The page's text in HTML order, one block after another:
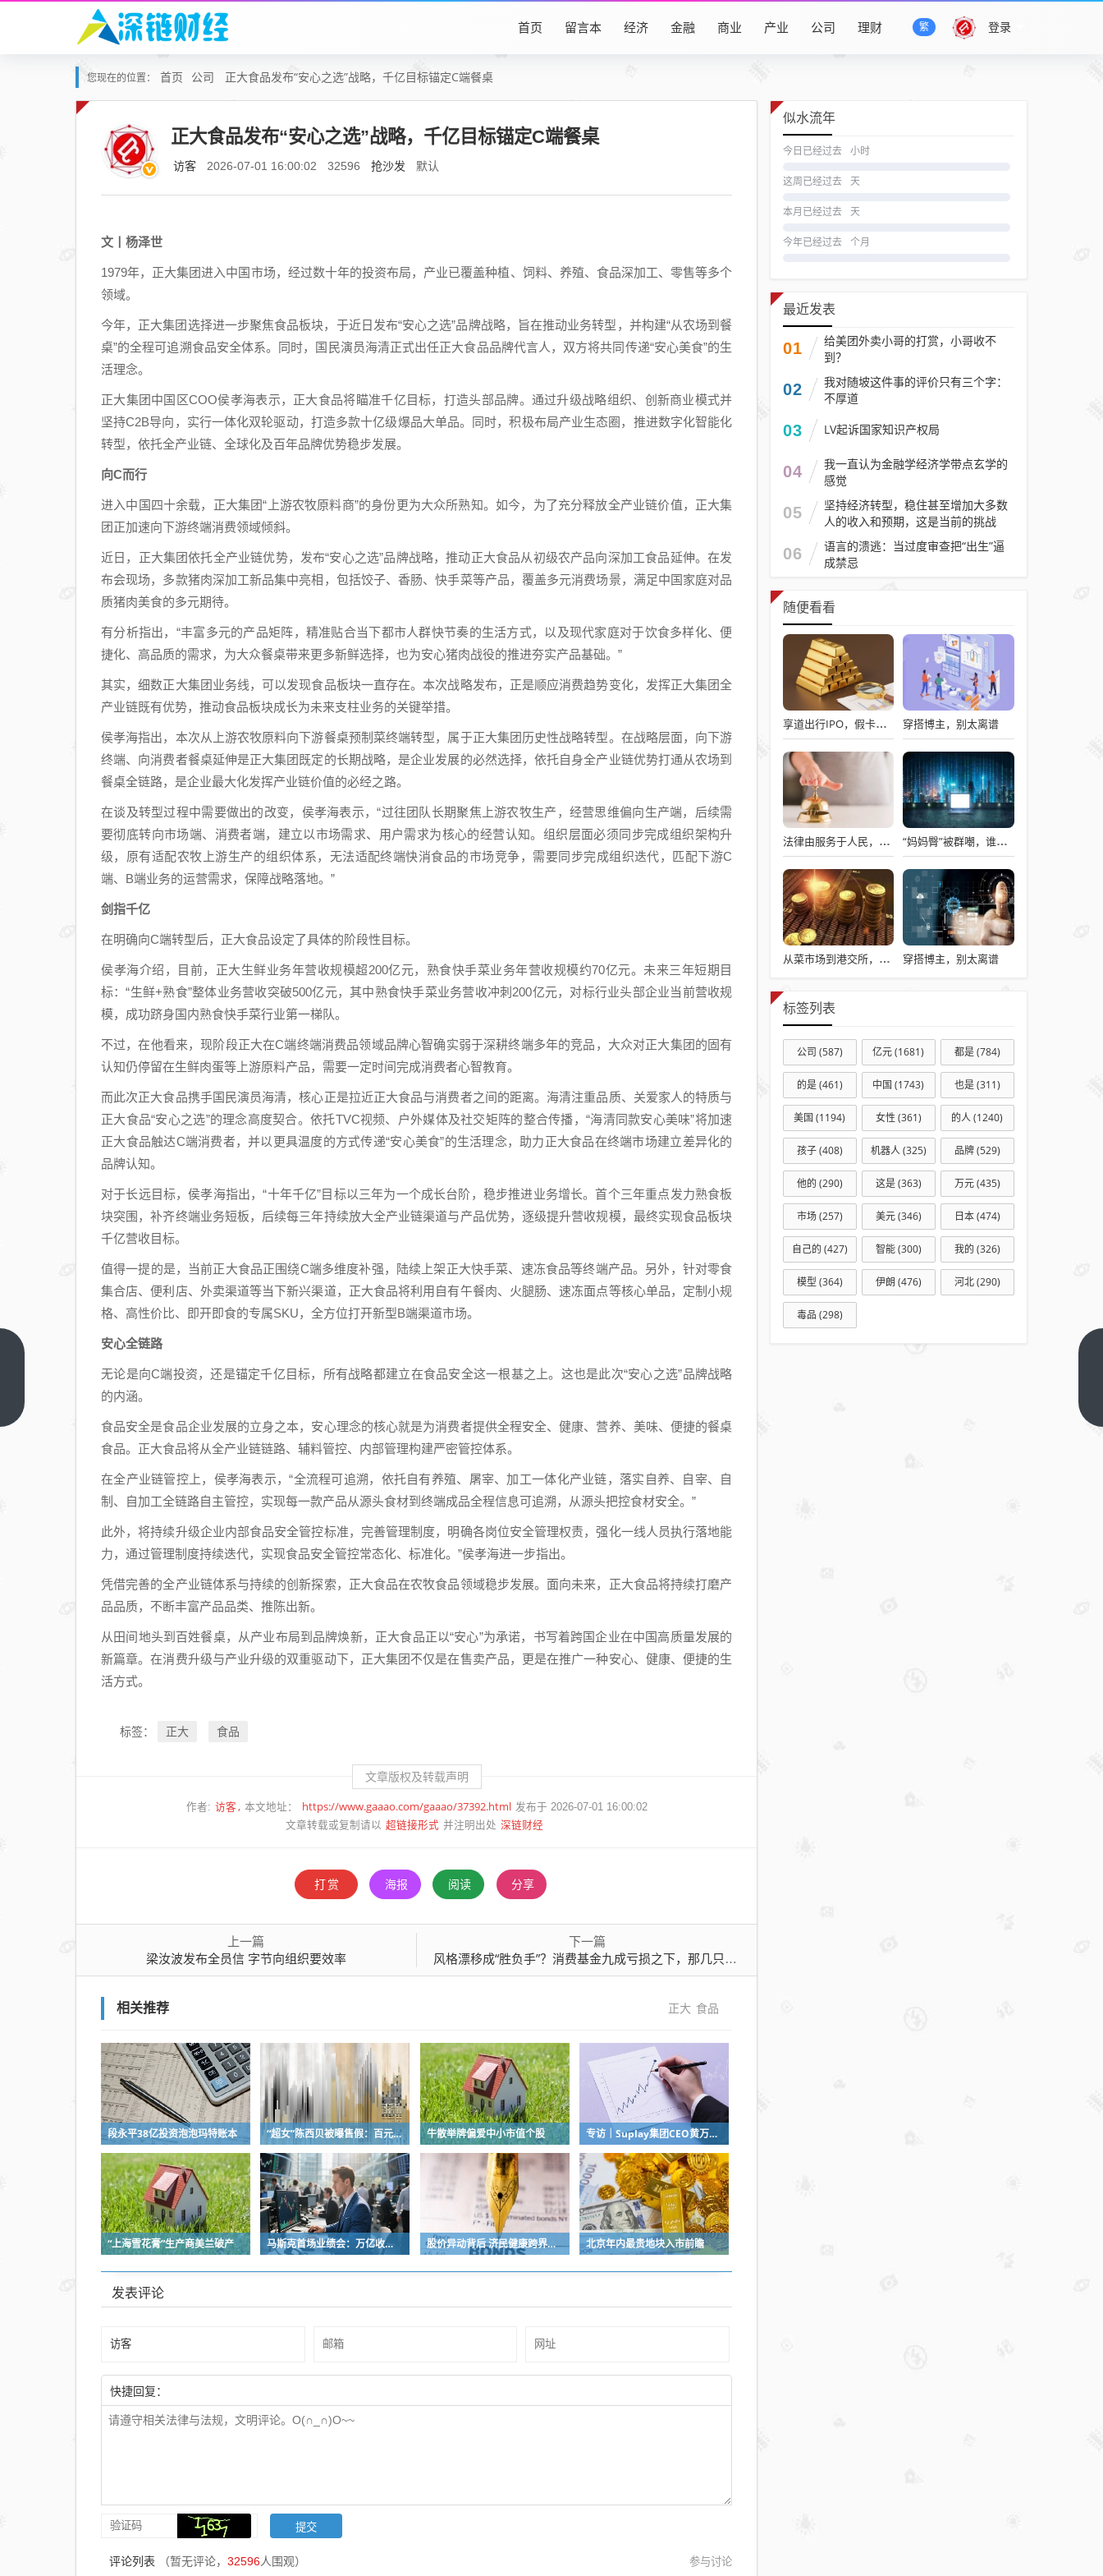
登录
繁
首页 留言本 经济 金融 商业 产业 公司 理财
您现在的位置： 首页 公司 正大食品发布“安心之选”战略，千亿目标锚定C端餐桌
正大食品发布“安心之选”战略，千亿目标锚定C端餐桌
访客 2026-07-01 16:00:02 32596 抢沙发 默认
文丨杨泽世
1979年，正大集团进入中国市场，经过数十年的投资布局，产业已覆盖种植、饲料、养殖、食品深加工、零售等多个
领域。
今年，正大集团选择进一步聚焦食品板块，于近日发布“安心之选”品牌战略，旨在推动业务转型，并构建“从农场到餐
桌”的全程可追溯食品安全体系。同时，国民演员海清正式出任正大食品品牌代言人，双方将共同传递“安心美食”的生
活理念。
正大集团中国区COO侯孝海表示，正大食品将瞄准千亿目标，打造头部品牌。通过升级战略组织、创新商业模式并
坚持C2B导向，实行一体化双轮驱动，打造多款十亿级爆品大单品。同时，积极布局产业生态圈，推进数字化智能化
转型，依托全产业链、全球化及百年品牌优势稳步发展。
向C而行
进入中国四十余载，正大集团“上游农牧原料商”的身份更为大众所熟知。如今，为了充分释放全产业链价值，正大集
团正加速向下游终端消费领域倾斜。
近日，正大集团依托全产业链优势，发布“安心之选”品牌战略，推动正大食品从初级农产品向深加工食品延伸。在发
布会现场，多款猪肉深加工新品集中亮相，包括饺子、香肠、快手菜等产品，覆盖多元消费场景，满足中国家庭对品
质猪肉美食的多元期待。
有分析指出，“丰富多元的产品矩阵，精准贴合当下都市人群快节奏的生活方式，以及现代家庭对于饮食多样化、便
捷化、高品质的需求，为大众餐桌带来更多新鲜选择，也为安心猪肉战役的推进夯实产品基础。”
其实，细数正大集团业务线，可以发现食品板块一直存在。本次战略发布，正是顺应消费趋势变化，发挥正大集团全
产业链既有优势，推动食品板块成长为未来支柱业务的关键举措。
侯孝海指出，本次从上游农牧原料向下游餐桌预制菜终端转型，属于正大集团历史性战略转型。在战略层面，向下游
终端、向消费者餐桌延伸是正大集团既定的长期战略，是企业发展的必然选择，依托自身全产业链优势打通从农场到
餐桌全链路，是企业最大化发挥产业链价值的必经之路。
在谈及转型过程中需要做出的改变，侯孝海表示，“过往团队长期聚焦上游农牧生产，经营思维偏向生产端，后续需
要彻底转向市场端、消费者端，建立以市场需求、用户需求为核心的经营认知。组织层面必须同步完成组织架构升
级，原有适配农牧上游生产的组织体系，无法适配终端快消食品的市场竞争，需要同步完成组织迭代，匹配下游C
端、B端业务的运营需求，保障战略落地。”
剑指千亿
在明确向C端转型后，正大食品设定了具体的阶段性目标。
侯孝海介绍，目前，正大生鲜业务年营收规模超200亿元，熟食快手菜业务年营收规模约70亿元。未来三年短期目
标：“生鲜+熟食”整体业务营收突破500亿元，其中熟食快手菜业务营收冲刺200亿元，对标行业头部企业当前营收规
模，成功跻身国内熟食快手菜行业第一梯队。
不过，在他看来，现阶段正大在C端终端消费品领域品牌心智确实弱于深耕终端多年的竞品，大众对正大集团的固有
认知仍停留在生鲜肉蛋等上游原料产品，需要一定时间完成消费者心智教育。
而此次正大食品携手国民演员海清，核心正是拉近正大食品与消费者之间的距离。海清注重品质、关爱家人的特质与
正大食品“安心之选”的理念高度契合。依托TVC视频、户外媒体及社交矩阵的整合传播，“海清同款安心美味”将加速
正大食品触达C端消费者，并以更具温度的方式传递“安心美食”的生活理念，助力正大食品在终端市场建立差异化的
品牌认知。
对于长远目标，侯孝海指出，“十年千亿”目标以三年为一个成长台阶，稳步推进业务增长。首个三年重点发力熟食板
块突围，补齐终端业务短板，后续每三年持续放大全产业链渠道与产品优势，逐级提升营收规模，最终实现食品板块
千亿营收目标。
值得一提的是，当前正大食品正围绕C端多维度补强，陆续上架正大快手菜、速冻食品等终端产品。另外，针对零食
集合店、便利店、外卖渠道等当下新兴渠道，正大食品将利用自有午餐肉、火腿肠、速冻面点等核心单品，定制小规
格、高性价比、即开即食的专属SKU，全方位打开新型B端渠道市场。
安心全链路
无论是向C端投资，还是锚定千亿目标，所有战略都建立在食品安全这一根基之上。这也是此次“安心之选”品牌战略
的内涵。
食品安全是食品企业发展的立身之本，安心理念的核心就是为消费者提供全程安全、健康、营养、美味、便捷的餐桌
食品。正大食品将从全产业链链路、辅料管控、内部管理构建严密管控体系。
在全产业链管控上，侯孝海表示，“全流程可追溯，依托自有养殖、屠宰、加工一体化产业链，落实自养、自宰、自
制、自加工全链路自主管控，实现每一款产品从源头食材到终端成品全程信息可追溯，从源头把控食材安全。”
此外，将持续升级企业内部食品安全管控标准，完善管理制度，明确各岗位安全管理权责，强化一线人员执行落地能
力，通过管理制度持续迭代，实现食品安全管控常态化、标准化。”侯孝海进一步指出。
凭借完善的全产业链体系与持续的创新探索，正大食品在农牧食品领域稳步发展。面向未来，正大食品将持续打磨产
品品质，不断丰富产品品类、推陈出新。
从田间地头到百姓餐桌，从产业布局到品牌焕新，正大食品正以“安心”为承诺，书写着跨国企业在中国高质量发展的
新篇章。在消费升级与产业升级的双重驱动下，正大集团不仅是在售卖产品，更是在推广一种安心、健康、便捷的生
活方式。
标签： 正大 食品
文章版权及转载声明
作者: 访客 本文地址： https://www.gaaao.com/gaaao/37392.html 发布于 2026-07-01 16:00:02
文章转载或复制请以 超链接形式 并注明出处 深链财经
打赏 海报 阅读 分享
上一篇
梁汝波发布全员信 字节向组织要效率
下一篇
风格漂移成“胜负手”？消费基金九成亏损之下，那几只暴涨超50%的基金，能否上车？
相关推荐 正大 食品
段永平38亿投资泡泡玛特账本 “超女”陈西贝被曝售假：百元羽绒服号称鹅绒实为廉价飞丝，直播间卖出超百万元 牛散举牌偏爱中小市值个股 专访｜Suplay集团CEO黄万钧：怎么做一门提供情绪价值的生意
“上海雪花膏”生产商美兰破产 马斯克首场业绩会：万亿收入将提前一年达成 股价异动背后 济民健康跨界芯片谋变 北京年内最贵地块入市前瞻
发表评论
快捷回复：
评论列表 （暂无评论， 32596人围观） 参与讨论
似水流年
今日已经过去 小时
这周已经过去 天
本月已经过去 天
今年已经过去 个月
最近发表
01
给美团外卖小哥的打赏，小哥收不
到？
02
我对随坡这件事的评价只有三个字：
不厚道
03 LV起诉国家知识产权局
04
我一直认为金融学经济学带点玄学的
感觉
05
坚持经济转型，稳住甚至增加大多数
人的收入和预期，这是当前的挑战
06
语言的溃逃：当过度审查把“出生”逼
成禁忌
随便看看
享道出行IPO，假卡位？真续命？ 穿搭博主，别太离谱
法律由服务于人民，变成了服务于法学届 “妈妈臀”被群嘲，谁在用“妈妈”污名身体？
从菜市场到港交所，袁记食品的规模神话，究竟还能走多远？ 穿搭博主，别太离谱
标签列表
公司 (587) 亿元(1681) 都是(784)
的是(461) 中国 (1743) 也是(311)
美国 (1194) 女性 (361) 的人(1240)
孩子(408) 机器人(325) 品牌(529)
他的 (290) 这是(363) 万元(435)
市场(257) 美元(346) 日本(474)
自己的 (427) 智能(300) 我的 (326)
模型 (364) 伊朗 (476) 河北(290)
毒品 (298)